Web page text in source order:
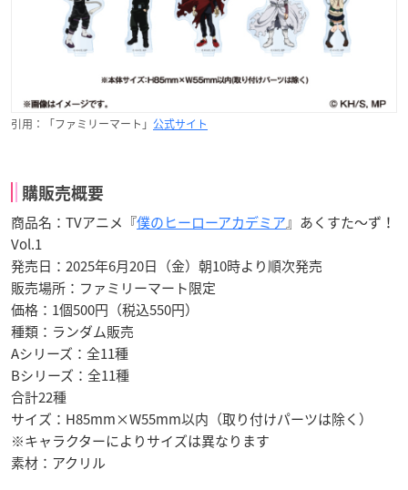
引用：「ファミリーマート」 公式サイト
購販売概要
商品名：TVアニメ『僕のヒーローアカデミア』あくすた～ず！
Vol.1
発売日：2025年6月20日（金）朝10時より順次発売
販売場所：ファミリーマート限定
価格：1個500円（税込550円）
種類：ランダム販売
Aシリーズ：全11種
Bシリーズ：全11種
合計22種
サイズ：H85mm×W55mm以内（取り付けパーツは除く）
※キャラクターによりサイズは異なります
素材：アクリル